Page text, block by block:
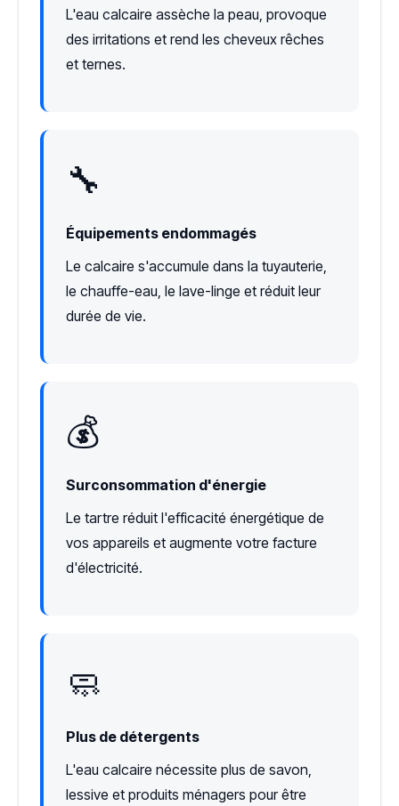
L'eau calcaire assèche la peau, provoque
des irritations et rend les cheveux rêches
et ternes.
🔧
Équipements endommagés
Le calcaire s'accumule dans la tuyauterie,
le chauffe-eau, le lave-linge et réduit leur
durée de vie.
💰
Surconsommation d'énergie
Le tartre réduit l'efficacité énergétique de
vos appareils et augmente votre facture
d'électricité.
🧼
Plus de détergents
L'eau calcaire nécessite plus de savon,
lessive et produits ménagers pour être